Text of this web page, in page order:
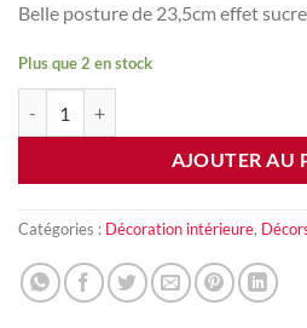
Belle posture de 23,5cm effet
Plus que 2 en stock
AJOUTER AU
Catégories : Décoration intérieure,